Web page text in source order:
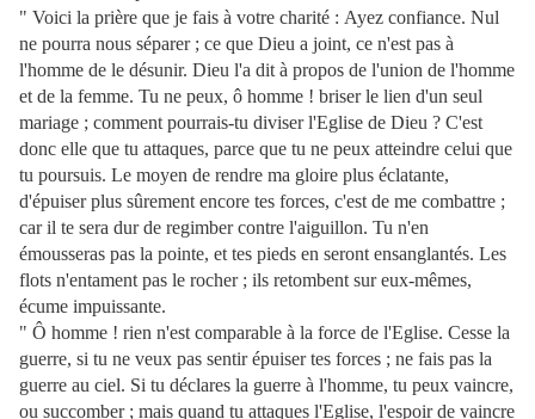
" Voici la prière que je fais à votre charité : Ayez confiance. Nul
ne pourra nous séparer ; ce que Dieu a joint, ce n'est pas à
l'homme de le désunir. Dieu l'a dit à propos de l'union de l'homme
et de la femme. Tu ne peux, ô homme ! briser le lien d'un seul
mariage ; comment pourrais-tu diviser l'Eglise de Dieu ? C'est
donc elle que tu attaques, parce que tu ne peux atteindre celui que
tu poursuis. Le moyen de rendre ma gloire plus éclatante,
d'épuiser plus sûrement encore tes forces, c'est de me combattre ;
car il te sera dur de regimber contre l'aiguillon. Tu n'en
émousseras pas la pointe, et tes pieds en seront ensanglantés. Les
flots n'entament pas le rocher ; ils retombent sur eux-mêmes,
écume impuissante.
" Ô homme ! rien n'est comparable à la force de l'Eglise. Cesse la
guerre, si tu ne veux pas sentir épuiser tes forces ; ne fais pas la
guerre au ciel. Si tu déclares la guerre à l'homme, tu peux vaincre,
ou succomber ; mais quand tu attaques l'Eglise, l'espoir de vaincre